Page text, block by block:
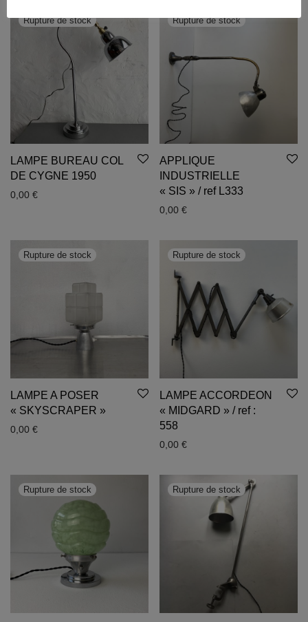
LAMPE BUREAU COL
DE CYGNE 1950
0,00 €
APPLIQUE
INDUSTRIELLE
« SIS » / ref L333
0,00 €
LAMPE A POSER
« SKYSCRAPER »
0,00 €
LAMPE ACCORDEON
« MIDGARD » / ref :
558
0,00 €